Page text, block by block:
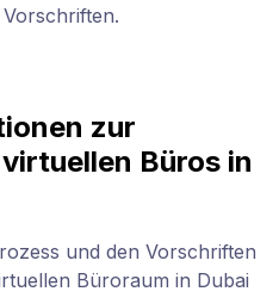
zur
Büros in
und den Vorschriften
Büroraum in Dubai